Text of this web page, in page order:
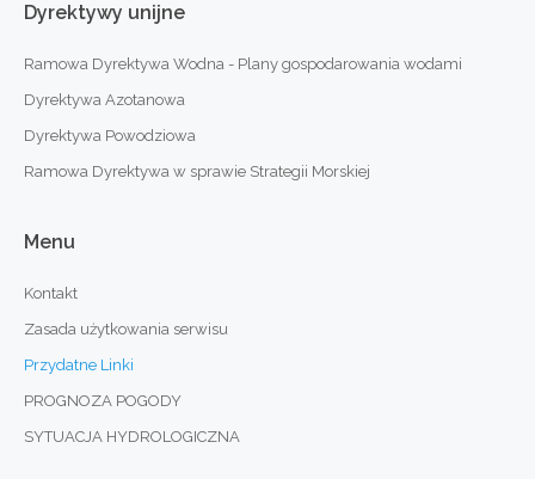
Dyrektywy unijne
Ramowa Dyrektywa Wodna - Plany gospodarowania wodami
Dyrektywa Azotanowa
Dyrektywa Powodziowa
Ramowa Dyrektywa w sprawie Strategii Morskiej
Menu
Kontakt
Zasada użytkowania serwisu
Przydatne Linki
PROGNOZA POGODY
SYTUACJA HYDROLOGICZNA